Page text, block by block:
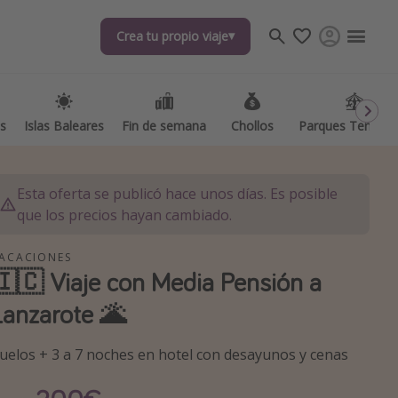
Crea tu propio viaje
Islas Baleares Fin de semana Chollos Parques
Crea tu propio viaje
Islas Baleares Fin de semana Chollos Parques
destinos
Esta oferta se publicó hace unos días. Es posible
que los precios hayan cambiado.
Viaje con Media Pensión a
🌋
+ 3 a 7 noches en hotel con desayunos y cenas